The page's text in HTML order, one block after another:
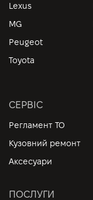
Lexus
MG
Peugeot
Toyota
СЕРВІС
Регламент ТО
Кузовний ремонт
Аксесуари
ПОСЛУГИ